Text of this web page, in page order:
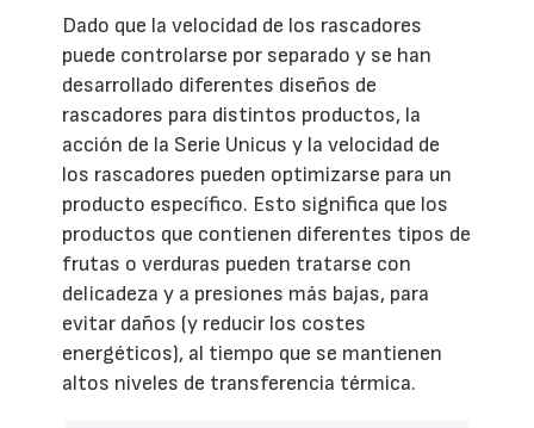
Dado que la velocidad de los rascadores
puede controlarse por separado y se han
desarrollado diferentes diseños de
rascadores para distintos productos, la
acción de la Serie Unicus y la velocidad de
los rascadores pueden optimizarse para un
producto específico. Esto significa que los
productos que contienen diferentes tipos de
frutas o verduras pueden tratarse con
delicadeza y a presiones más bajas, para
evitar daños (y reducir los costes
energéticos), al tiempo que se mantienen
altos niveles de transferencia térmica.